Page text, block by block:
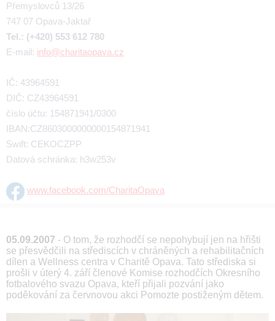
Přemyslovců 13/26
747 07 Opava-Jaktař
Tel.: (+420) 553 612 780
E-mail: info@charitaopava.cz
IČ: 43964591
DIČ: CZ43964591
číslo účtu: 154871941/0300
IBAN:CZ8603000000000154871941
Swift: CEKOCZPP
Datová schránka: h3w253v
www.facebook.com/CharitaOpava
05.09.2007 - O tom, že rozhodčí se nepohybují jen na hřišti
se přesvědčili na střediscích v chráněných a rehabilitačních
dílen a Wellness centra v Charitě Opava. Tato střediska si
prošli v úterý 4. září členové Komise rozhodčích Okresního
fotbalového svazu Opava, kteří přijali pozvání jako
poděkování za červnovou akci Pomozte postiženým dětem.